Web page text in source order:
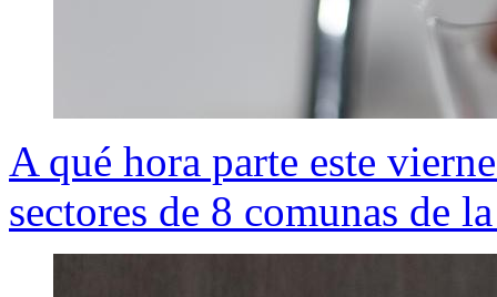
A qué hora parte este
sectores de 8 comunas de